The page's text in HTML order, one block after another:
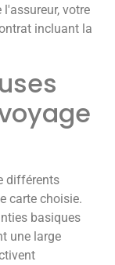
votre
incluant la
différents
carte choisie.
basiques
une large